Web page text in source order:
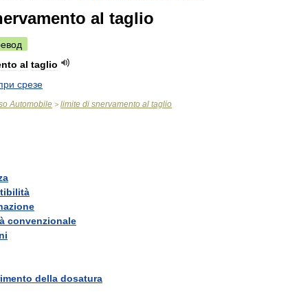
al taglio
al taglio
срезе
Automobile > limite di snervamento al taglio
convenzionale
della dosatura